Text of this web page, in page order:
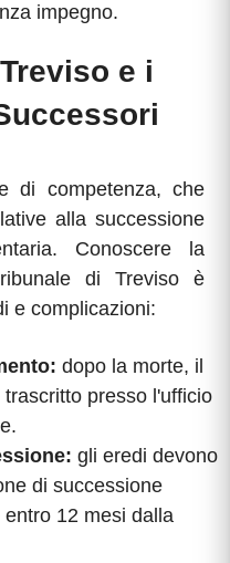
impegno.
e i
di competenza, che
alla successione
Conoscere la
di Treviso è
e complicazioni:
dopo la morte, il
presso l'ufficio
gli eredi devono
di successione
12 mesi dalla